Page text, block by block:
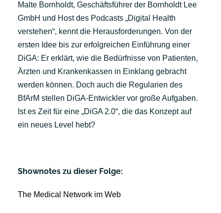
Malte Bornholdt, Geschäftsführer der Bornholdt Lee
GmbH und Host des Podcasts „Digital Health
verstehen“, kennt die Herausforderungen. Von der
ersten Idee bis zur erfolgreichen Einführung einer
DiGA: Er erklärt, wie die Bedürfnisse von Patienten,
Ärzten und Krankenkassen in Einklang gebracht
werden können. Doch auch die Regularien des
BfArM stellen DiGA-Entwickler vor große Aufgaben.
Ist es Zeit für eine „DiGA 2.0“, die das Konzept auf
ein neues Level hebt?
Shownotes zu dieser Folge:
The Medical Network im Web